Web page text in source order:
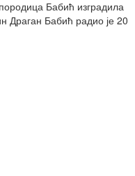
Бабић изградила
Драган Бабић радио је 20